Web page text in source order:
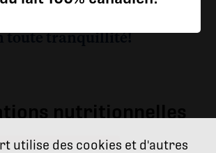
utilise des cookies et d'autres